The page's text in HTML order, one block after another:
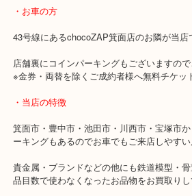
変形してしまったり桐箱がなくてもそ
銀杯を売りたい時は当店へお立ち寄りくだ
阪急箕面線「箕面駅」「牧落駅」
・お車の方
43号線にあるchocoZAP箕面店のお隣が
店舗裏にコインパーキングもございます
※金券・両替を除くご成約者様へ無料チ